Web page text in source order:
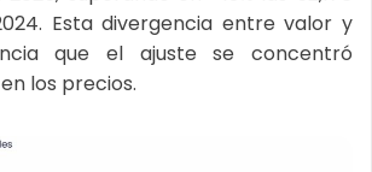
Esta divergencia entre valor y
que el ajuste se concentró
los precios.